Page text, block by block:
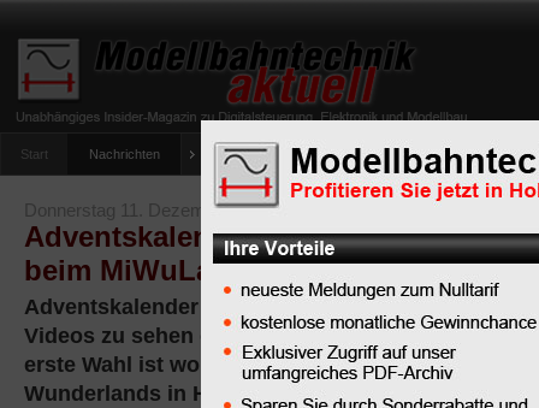
Start Nachrichten Tipps Newsletter Archiv Magazin
umfrage-viessmann-multiprotokoll-lichtdecoder
Donnerstag 11. Dezember 2008
Adventskalender mit Modellbahn-
beim MiWuLa
Adventskalender gibt es derzeit bei vielen
Videos zu sehen oder etwas zu gewinnen, doch
erste Wahl ist wohl dieser Adventskalender des
Wunderlands in Hamburg (MiWuLa) mit